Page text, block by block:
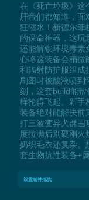
在《死亡垃圾》这
肝帝们都知道，
狂缩水！新德尔菲
的保命神器，这玩
还能解锁环境毒素
心咯这装备会稍微
和辐射防护服组成
刷图时被酸液喷到
刻，这套build能
样抡得飞起。新手
装备绝对能解决前
打三波变异犬群围
度拉满后别硬刚
奶织毛衣还复杂。
套生物抗性装备+
设置精神抵抗